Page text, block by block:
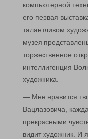
компьютерной
его первая
талантливом
музея
торжественное
интеллигенция
художника.
— Мне нравится
Вацлавовича,
прекрасными
видит художник. И